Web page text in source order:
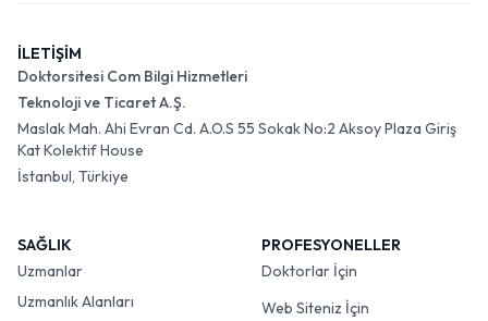
İLETİŞİM
Doktorsitesi Com Bilgi Hizmetleri
Teknoloji ve Ticaret A.Ş.
Maslak Mah. Ahi Evran Cd. A.O.S 55 Sokak No:2 Aksoy Plaza Giriş
Kat Kolektif House
İstanbul, Türkiye
SAĞLIK
Uzmanlar
Uzmanlık Alanları
PROFESYONELLER
Doktorlar İçin
Web Siteniz İçin